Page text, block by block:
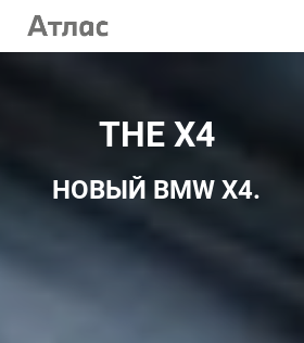
THE Х4
НОВЫЙ BMW X4.